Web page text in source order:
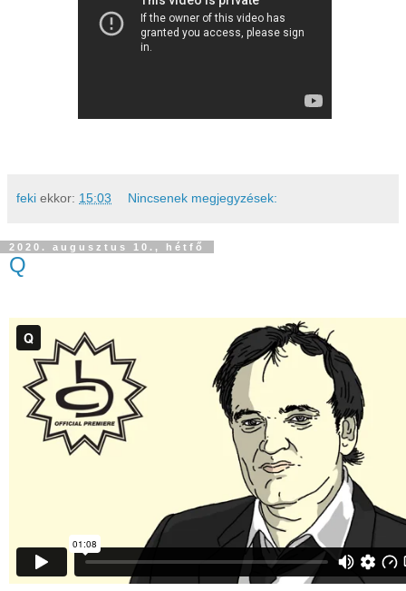
feki ekkor: 15:03 Nincsenek megjegyzések:
2020. augusztus 10., hétfő
Q